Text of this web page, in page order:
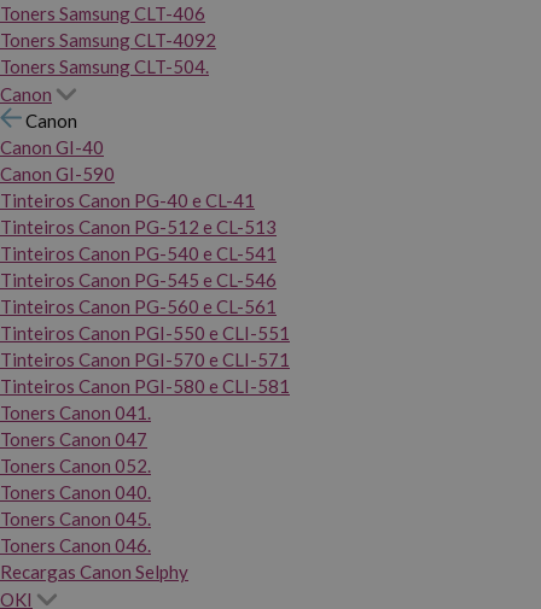
Toners Samsung CLT-406
Toners Samsung CLT-4092
Toners Samsung CLT-504.
Canon
Canon
Canon GI-40
Canon GI-590
Tinteiros Canon PG-40 e CL-41
Tinteiros Canon PG-512 e CL-513
Tinteiros Canon PG-540 e CL-541
Tinteiros Canon PG-545 e CL-546
Tinteiros Canon PG-560 e CL-561
Tinteiros Canon PGI-550 e CLI-551
Tinteiros Canon PGI-570 e CLI-571
Tinteiros Canon PGI-580 e CLI-581
Toners Canon 041.
Toners Canon 047
Toners Canon 052.
Toners Canon 040.
Toners Canon 045.
Toners Canon 046.
Recargas Canon Selphy
OKI